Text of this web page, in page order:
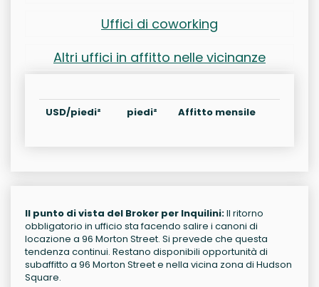
Uffici di coworking
Altri uffici in affitto nelle vicinanze
USD/piedi² piedi² Affitto mensile
Il punto di vista del Broker per Inquilini:Il ritorno
obbligatorio in ufficio sta facendo salire i canoni di
locazione a 96 Morton Street. Si prevede che questa
tendenza continui. Restano disponibili opportunità di
subaffitto a 96 Morton Street e nella vicina zona di Hudson
Square.